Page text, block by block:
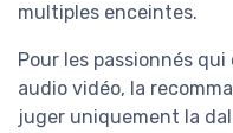
multiples enceintes.
Pour les passionnés
audio vidéo, la
juger uniquement la